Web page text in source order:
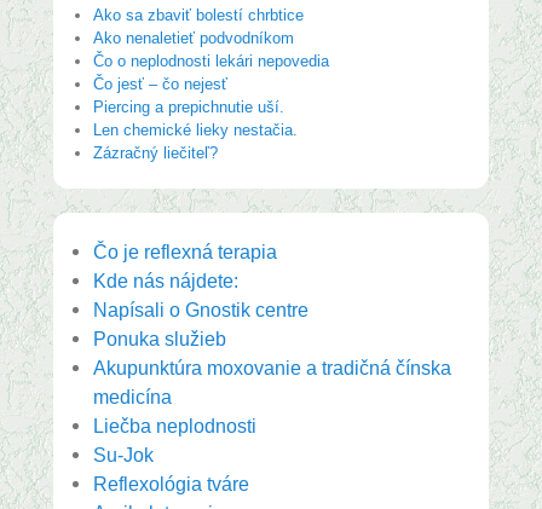
Ako sa zbaviť bolestí chrbtice
Ako nenaletieť podvodníkom
Čo o neplodnosti lekári nepovedia
Čo jesť – čo nejesť
Piercing a prepichnutie uší.
Len chemické lieky nestačia.
Zázračný liečiteľ?
Čo je reflexná terapia
Kde nás nájdete:
Napísali o Gnostik centre
Ponuka služieb
Akupunktúra moxovanie a tradičná čínska
medicína
Liečba neplodnosti
Su-Jok
Reflexológia tváre